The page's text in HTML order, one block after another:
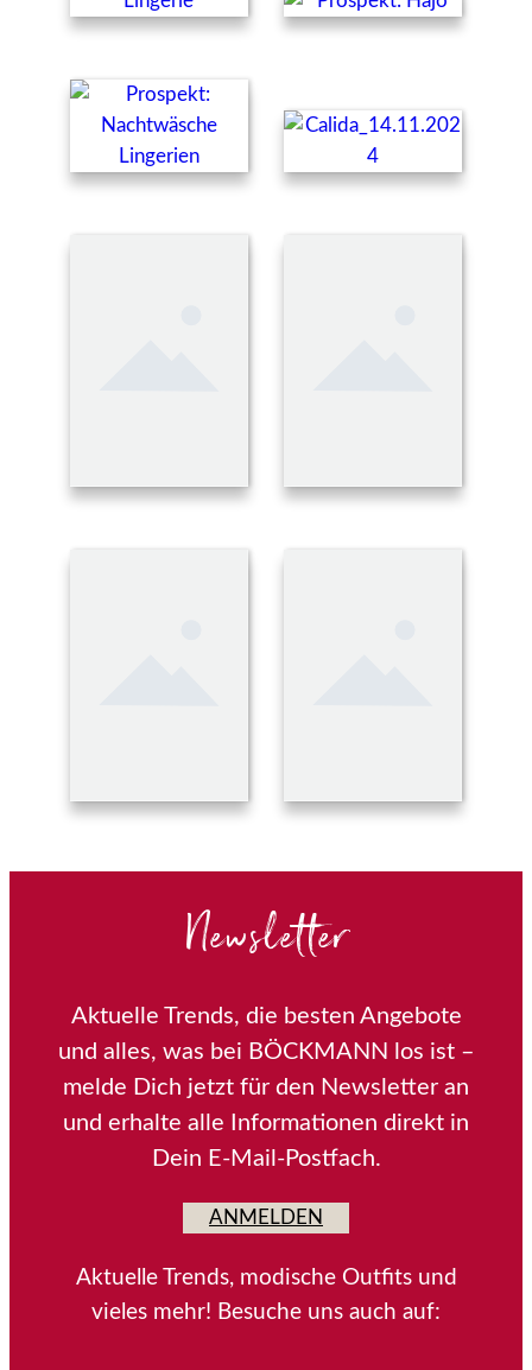
Dein E-Mail-Postfach.
ANMELDEN
Aktuelle Trends, modische Outfits und
vieles mehr! Besuche uns auch auf:
KONTAKT
Du hast Fragen zu unseren Events und Aktionen? Du